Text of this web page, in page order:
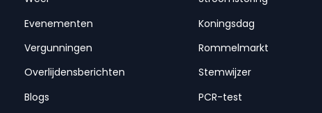
Evenementen
Vergunningen
Overlijdensberichten
Blogs
Koningsdag
Rommelmarkt
Stemwijzer
PCR-test